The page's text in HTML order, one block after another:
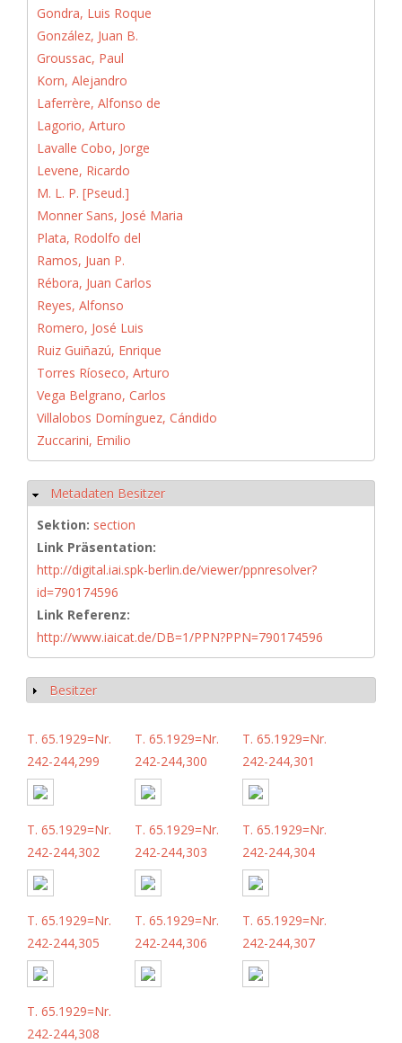
Gondra, Luis Roque
González, Juan B.
Groussac, Paul
Korn, Alejandro
Laferrère, Alfonso de
Lagorio, Arturo
Lavalle Cobo, Jorge
Levene, Ricardo
M. L. P. [Pseud.]
Monner Sans, José Maria
Plata, Rodolfo del
Ramos, Juan P.
Rébora, Juan Carlos
Reyes, Alfonso
Romero, José Luis
Ruiz Guiñazú, Enrique
Torres Ríoseco, Arturo
Vega Belgrano, Carlos
Villalobos Domínguez, Cándido
Zuccarini, Emilio
Hide
Metadaten Besitzer
Sektion: section
Link Präsentation:
http://digital.iai.spk-berlin.de/viewer/ppnresolver?
id=790174596
Link Referenz:
http://www.iaicat.de/DB=1/PPN?PPN=790174596
Show
Besitzer
T. 65.1929=Nr.
242-244,299
T. 65.1929=Nr.
242-244,300
T. 65.1929=Nr.
242-244,301
T. 65.1929=Nr.
242-244,302
T. 65.1929=Nr.
242-244,303
T. 65.1929=Nr.
242-244,304
T. 65.1929=Nr.
242-244,305
T. 65.1929=Nr.
242-244,306
T. 65.1929=Nr.
242-244,307
T. 65.1929=Nr.
242-244,308